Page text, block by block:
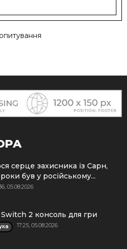
серце захисника із Сарн,
був у російському...
05.08.2026
2 консоль для гри
17:25, 05.08.2026